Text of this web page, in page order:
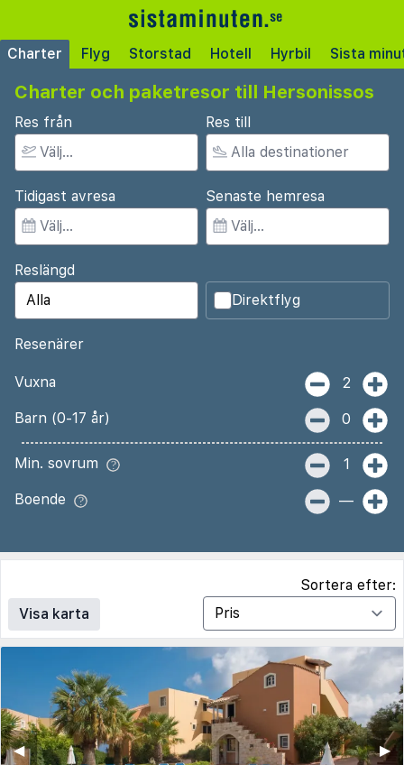
Charter Flyg Storstad Hotell Hyrbil Sista
Charter och paketresor till Hersonissos
Res från Res till
Tidigast avresa Senaste hemresa
Reslängd
Direktflyg
Resenärer
Vuxna 2
Barn (0-17 år) 0
Min. sovrum 1
Boende —
Visa karta
Sortera efter:
▶︎
◀︎